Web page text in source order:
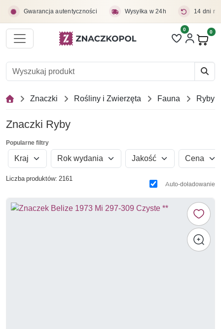
Gwarancja autentyczności Wysyłka w 24h 14 dni
Liczba pozycji
0 0
Znaczki Rośliny i Zwierzęta Fauna Ryby
Znaczki Ryby
Popularne filtry
Kraj Rok wydania Jakość Cena
Liczba produktów: 2161
Auto-doładowanie